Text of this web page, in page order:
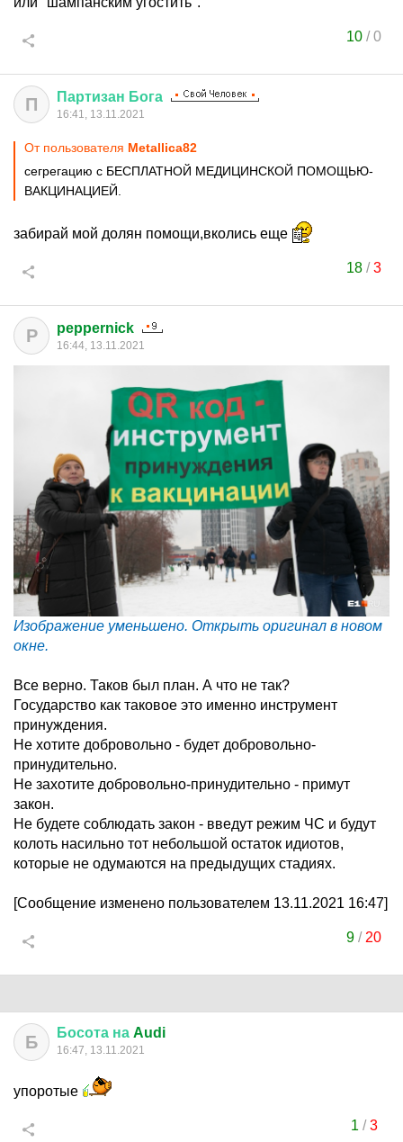
10 /0
П Партизан Бога
16:41, 13.11.2021
От пользователя Metallica82
сегрегацию с БЕСПЛАТНОЙ МЕДИЦИНСКОЙ ПОМОЩЬЮ-
ВАКЦИНАЦИЕЙ.
забирай мой долян помощи,вколись еще
18 /3
P peppernick
16:44, 13.11.2021
Изображение уменьшено. Открыть оригинал в новом
окне.
Все верно. Таков был план. А что не так?
Государство как таковое это именно инструмент
принуждения.
Не хотите добровольно - будет добровольно-
принудительно.
Не захотите добровольно-принудительно - примут
закон.
Не будете соблюдать закон - введут режим ЧС и будут
колоть насильно тот небольшой остаток идиотов,
которые не одумаются на предыдущих стадиях.
[Сообщение изменено пользователем 13.11.2021 16:47]
9 / 20
Б Босота на Audi
16:47, 13.11.2021
упоротые
1 /3